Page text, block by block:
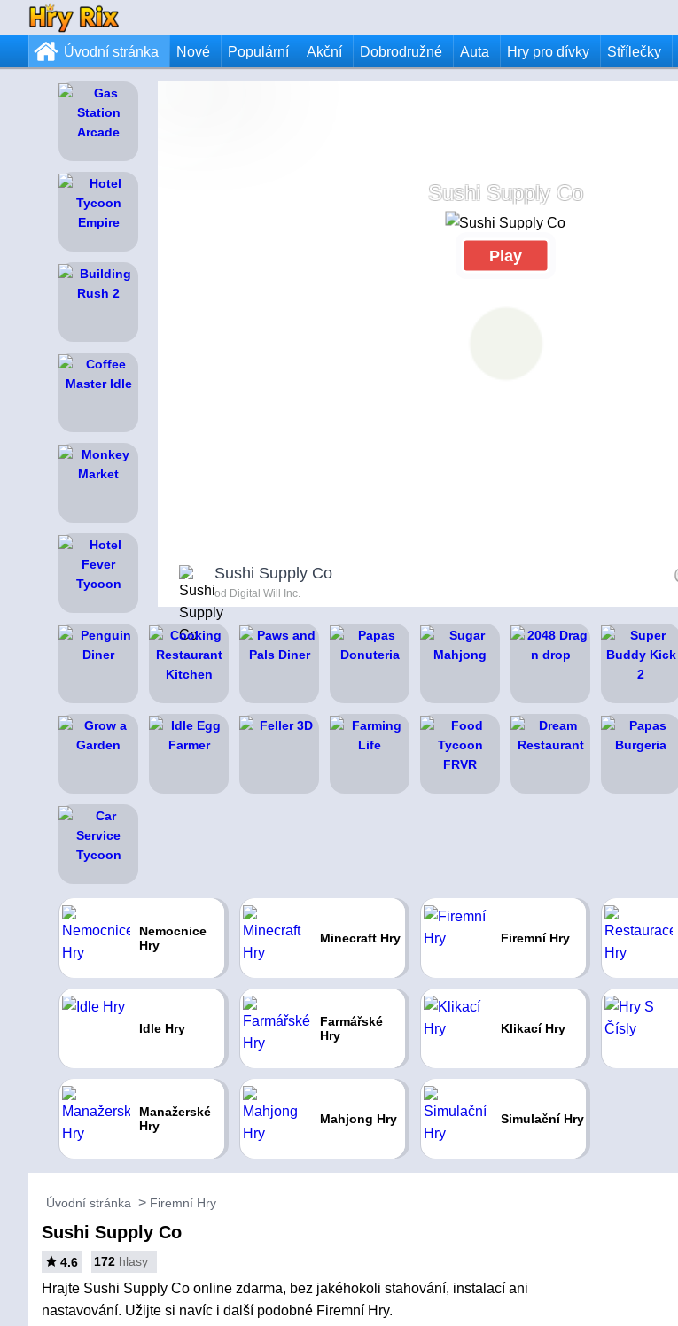
Úvodní stránka Nové Populární Akční Dobrodružné Auta Hry pro dívky Střílečky
Sushi Supply Co
Play
Sushi Supply Co
od Digital Will Inc.
Nemocnice
Hry
Minecraft Hry Firemní Hry
Idle Hry
Farmářské
Hry
Klikací Hry
Manažerské
Hry
Mahjong Hry Simulační Hry
Úvodní stránka Firemní Hry
Sushi Supply Co
4.6 172 hlasy
Hrajte Sushi Supply Co online zdarma, bez jakéhokoli stahování, instalací ani
nastavování. Užijte si navíc i další podobné Firemní Hry.